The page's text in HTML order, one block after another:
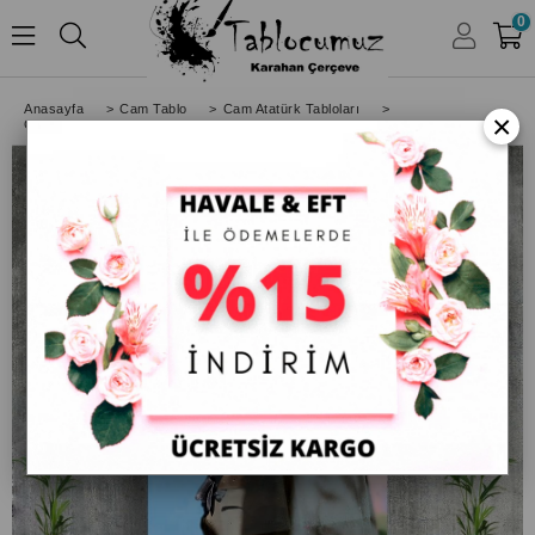
HESABIM
0
Anasayfa > Cam Tablo > Cam Atatürk Tabloları
>
Cam Tablo Kürk Montlu Atatürk
×